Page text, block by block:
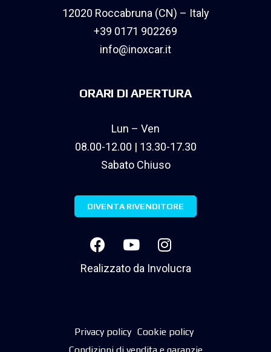
12020 Roccabruna (CN) – Italy
+39 0171 902269
info@inoxcar.it
ORARI DI APERTURA
Lun – Ven
08.00-12.00 | 13.30-17.30
Sabato Chiuso
DIVENTA RIVENDITORE
Realizzato da Involucra
Privacy policy Cookie policy